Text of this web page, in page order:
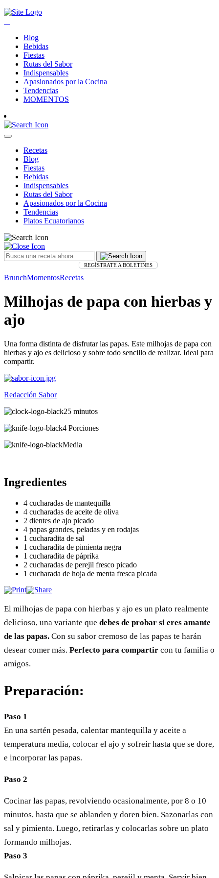
Blog
Bebidas
Fiestas
Rutas del Sabor
Indispensables
Apasionados por la Cocina
Tendencias
MOMENTOS
Recetas
Blog
Fiestas
Bebidas
Indispensables
Rutas del Sabor
Apasionados por la Cocina
Tendencias
Platos Ecuatorianos
REGÍSTRATE A BOLETINES
BrunchMomentosRecetas
Milhojas de papa con hierbas y
ajo
Una forma distinta de disfrutar las papas. Este milhojas de papa con
hierbas y ajo es delicioso y sobre todo sencillo de realizar. Ideal para
compartir.
Redacción Sabor
25 minutos
4 Porciones
Media
Ingredientes
4 cucharadas de mantequilla
4 cucharadas de aceite de oliva
2 dientes de ajo picado
4 papas grandes, peladas y en rodajas
1 cucharadita de sal
1 cucharadita de pimienta negra
1 cucharadita de páprika
2 cucharadas de perejil fresco picado
1 cucharada de hoja de menta fresca picada
El milhojas de papa con hierbas y ajo es un plato realmente
delicioso, una variante que debes de probar si eres amante
de las papas. Con su sabor cremoso de las papas te harán
desear comer más. Perfecto para compartir con tu familia o
amigos.
Preparación:
Paso 1
En una sartén pesada, calentar mantequilla y aceite a
temperatura media, colocar el ajo y sofreír hasta que se dore,
e incorporar las papas.
Paso 2
Cocinar las papas, revolviendo ocasionalmente, por 8 o 10
minutos, hasta que se ablanden y doren bien. Sazonarlas con
sal y pimienta. Luego, retirarlas y colocarlas sobre un plato
formando milhojas.
Paso 3